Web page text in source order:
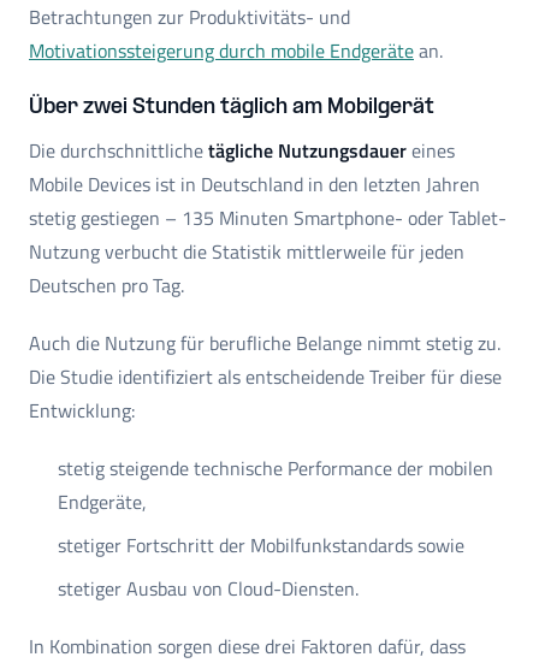
Betrachtungen zur Produktivitäts- und
Motivationssteigerung durch mobile Endgerätean.
Über zwei Stunden täglich am Mobilgerät
Die durchschnittlichetägliche Nutzungsdauereines
Mobile Devices ist in Deutschland in den letzten Jahren
stetig gestiegen – 135 Minuten Smartphone- oder Tablet-
Nutzung verbucht die Statistik mittlerweile für jeden
Deutschen pro Tag.
Auch die Nutzung für berufliche Belange nimmt stetig zu.
Die Studie identifiziert als entscheidende Treiber für diese
Entwicklung:
stetig steigende technische Performance der mobilen
Endgeräte,
stetiger Fortschritt der Mobilfunkstandards sowie
stetiger Ausbau von Cloud-Diensten.
In Kombination sorgen diese drei Faktoren dafür, dass